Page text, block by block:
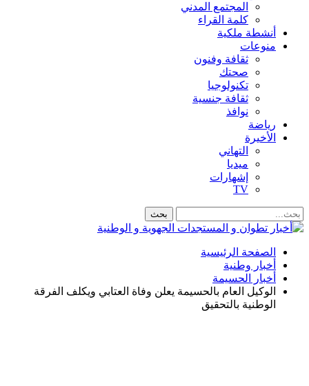
المجتمع المدني
كلمة القراء
أنشطة ملكية
منوعات
ثقافة وفنون
صحتك
تكنولوجيا
ثقافة جنسية
نوافذ
رياضة
الأخيرة
التهاني
ميديا
إشهارات
TV
الصفحة الرئيسية
أخبار وطنية
أخبار الحسيمة
الوكيل العام بالحسيمة يعلن وفاة العتابي ويكلف الفرقة
الوطنية بالتحقيق